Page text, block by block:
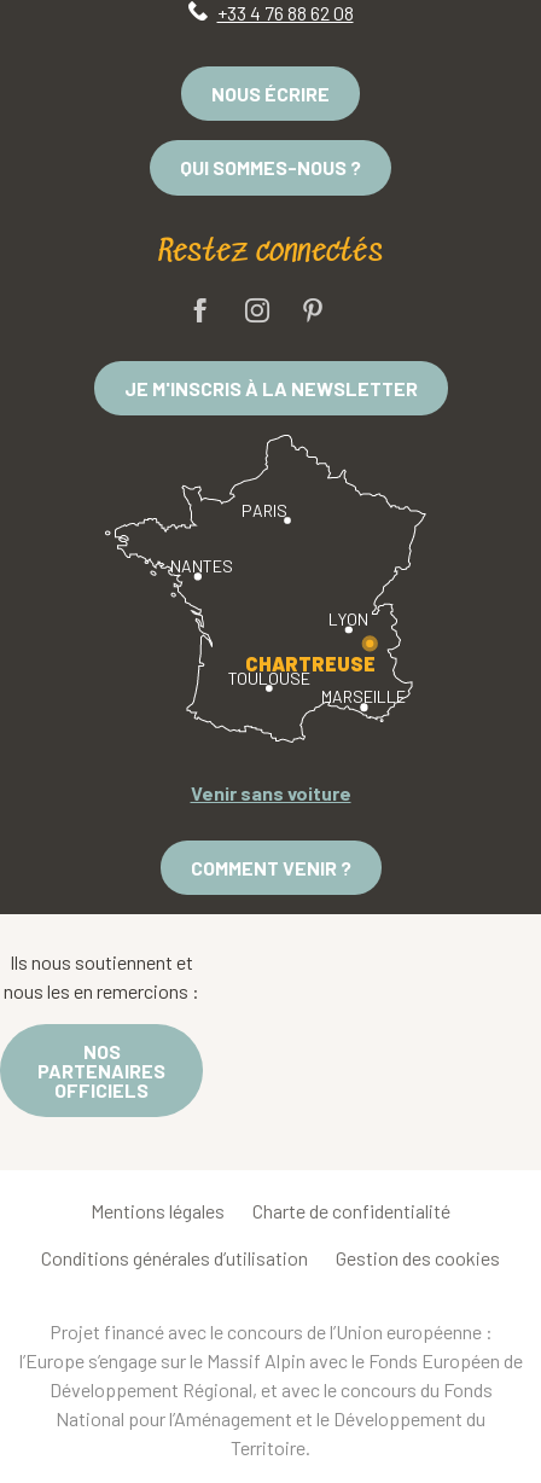
+33 4 76 88 62 08
NOUS ÉCRIRE
QUI SOMMES-NOUS ?
Restez connectés
JE M'INSCRIS À LA NEWSLETTER
PARIS
LYON
TOULOUSE
MARSEILLE
NANTES
CHARTREUSE
Venir sans voiture
COMMENT VENIR ?
Ils nous soutiennent et
nous les en remercions :
NOS
PARTENAIRES
OFFICIELS
Mentions légales Charte de confidentialité
Conditions générales d’utilisation Gestion des cookies
Projet financé avec le concours de l’Union européenne :
l’Europe s’engage sur le Massif Alpin avec le Fonds Européen de
Développement Régional, et avec le concours du Fonds
National pour l’Aménagement et le Développement du
Territoire.